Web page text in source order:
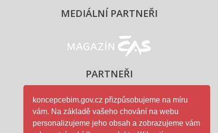
MEDIÁLNÍ PARTNEŘI
Magazín ČAS - logo
PARTNEŘI
Ministerstvo průmyslu a
koncepcebim.gov.cz přizpůsobujeme na míru
vám. Na základě vašeho chování na webu
personalizujeme jeho obsah a zobrazujeme vám